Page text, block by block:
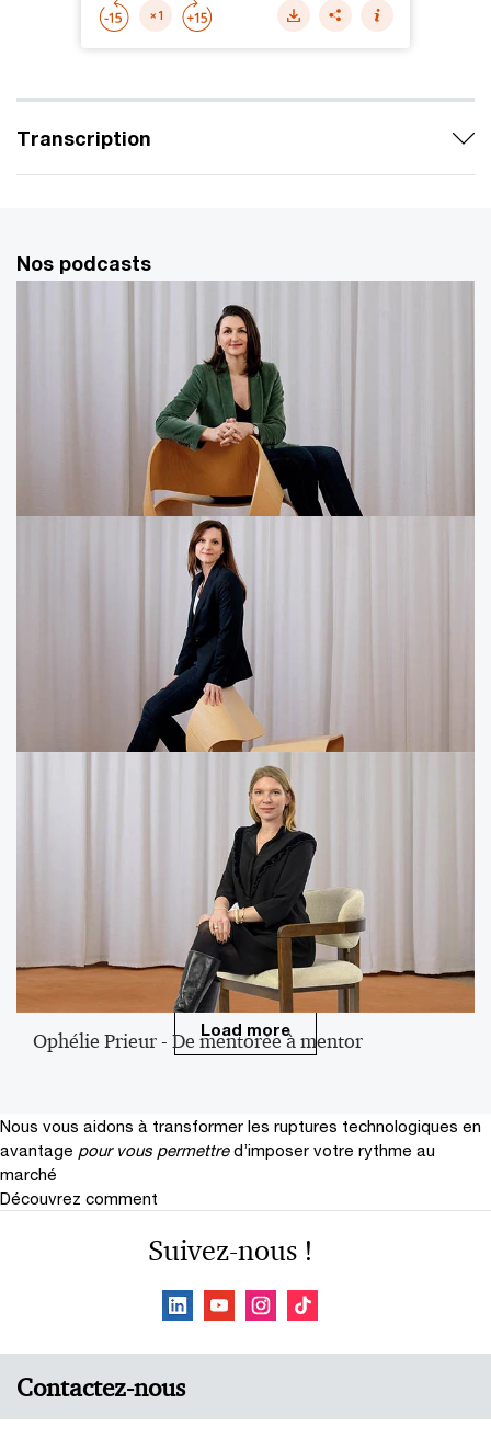
Transcription
Nos podcasts
Carolin Weiser - Imperfection et décisions
Caroline Boury - S'épanouir, changer, évoluer
Ophélie Prieur - De mentorée à mentor
Load more
Nous vous aidons à transformer les ruptures technologiques en
avantage pour vous permettre d’imposer votre rythme au
marché
Découvrez comment
Suivez-nous !
Contactez-nous